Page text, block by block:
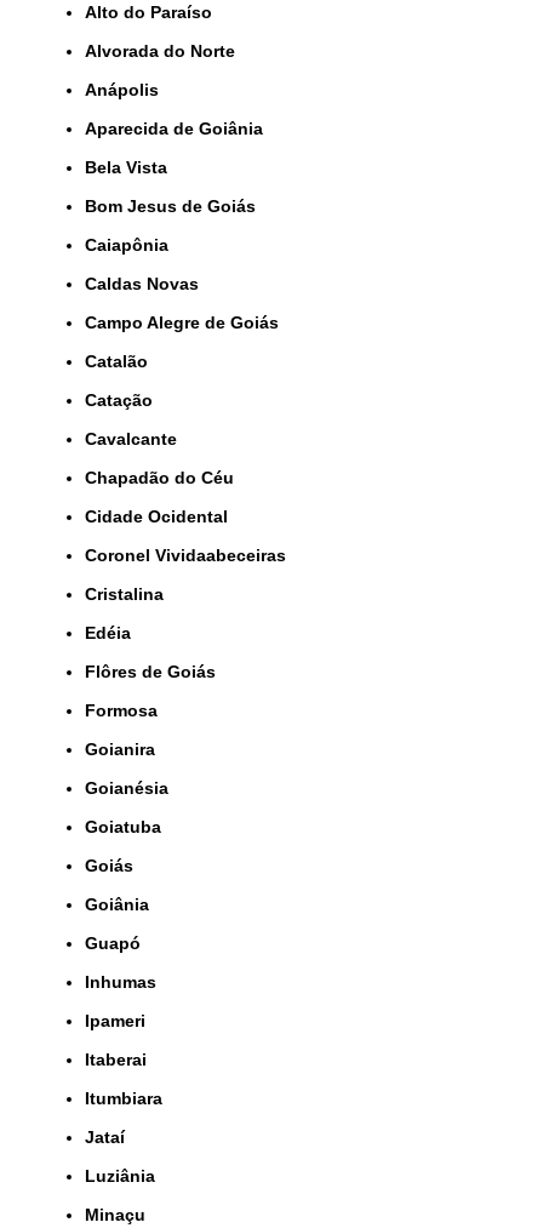
Alto do Paraíso
Alvorada do Norte
Anápolis
Aparecida de Goiânia
Bela Vista
Bom Jesus de Goiás
Caiapônia
Caldas Novas
Campo Alegre de Goiás
Catalão
Catação
Cavalcante
Chapadão do Céu
Cidade Ocidental
Coronel Vividaabeceiras
Cristalina
Edéia
Flôres de Goiás
Formosa
Goianira
Goianésia
Goiatuba
Goiás
Goiânia
Guapó
Inhumas
Ipameri
Itaberai
Itumbiara
Jataí
Luziânia
Minaçu